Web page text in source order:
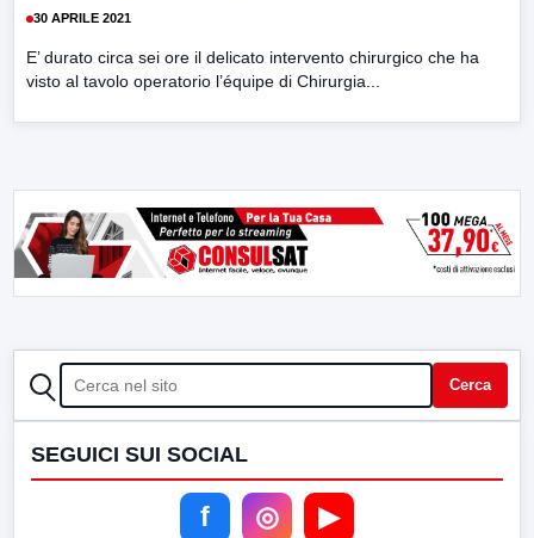
30 APRILE 2021
E’ durato circa sei ore il delicato intervento chirurgico che ha
visto al tavolo operatorio l’équipe di Chirurgia...
CERCA Cerca
SEGUICI SUI SOCIAL
f ◎ ▶